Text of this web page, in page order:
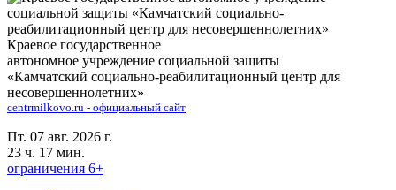
Краевое государственное
автономное учреждение социальной защиты
«Камчатский социально-реабилитационный центр для
несовершеннолетних»
centrmilkovo.ru - официальный сайт
Пт. 07 авг. 2026 г.
23 ч. 17 мин.
ограничения 6+